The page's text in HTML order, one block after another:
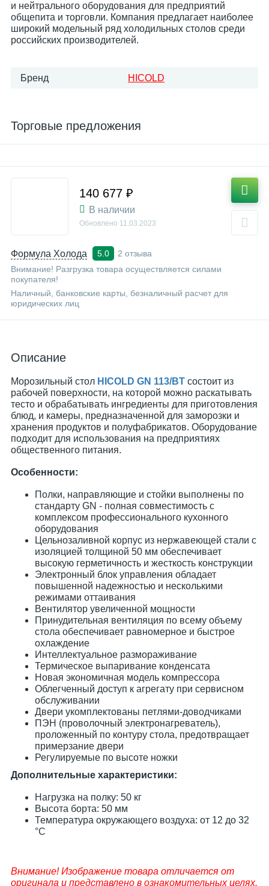
и нейтрального оборудования для предприятий
общепита и торговли. Компания предлагает наиболее
широкий модельный ряд холодильных столов среди
российских производителей.
Бренд HICOLD
Торговые предложения
Формула Холода 5.0
2 отзыва
Внимание! Разгрузка товара осуществляется силами
покупателя!
Наличный, банковские карты, безналичный расчет для
юридических лиц
140 677 ₽
В наличии
Обновлено 11.03.2023
Описание
Морозильный стол HICOLD GN 113/BT состоит из
рабочей поверхности, на которой можно раскатывать
тесто и обрабатывать ингредиенты для приготовления
блюд, и камеры, предназначенной для заморозки и
хранения продуктов и полуфабрикатов. Оборудование
подходит для использования на предприятиях
общественного питания.
Особенности:
Полки, направляющие и стойки выполнены по
стандарту GN - полная совместимость с
комплексом профессионального кухонного
оборудования
Цельнозаливной корпус из нержавеющей стали с
изоляцией толщиной 50 мм обеспечивает
высокую герметичность и жесткость конструкции
Электронный блок управления обладает
повышенной надежностью и несколькими
режимами оттаивания
Вентилятор увеличенной мощности
Принудительная вентиляция по всему объему
стола обеспечивает равномерное и быстрое
охлаждение
Интеллектуальное размораживание
Термическое выпаривание конденсата
Новая экономичная модель компрессора
Облегченный доступ к агрегату при сервисном
обслуживании
Двери укомплектованы петлями-доводчиками
ПЭН (проволочный электронагреватель),
проложенный по контуру стола, предотвращает
примерзание двери
Регулируемые по высоте ножки
Дополнительные характеристики:
Нагрузка на полку: 50 кг
Высота борта: 50 мм
Температура окружающего воздуха: от 12 до 32
°C
Внимание! Изображение товара отличается от
оригинала и представлено в ознакомительных целях.